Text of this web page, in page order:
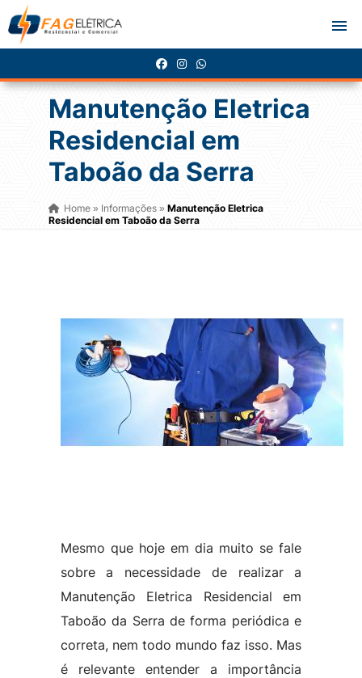
Manutenção Eletrica
Residencial em
Taboão da Serra
Home» Informações » Manutenção Eletrica
Residencial em Taboão da Serra
Mesmo que hoje em dia muito se fale
sobre a necessidade de realizar a
Manutenção Eletrica Residencial em
Taboão da Serra de forma periódica e
correta, nem todo mundo faz isso. Mas
é relevante entender a importância